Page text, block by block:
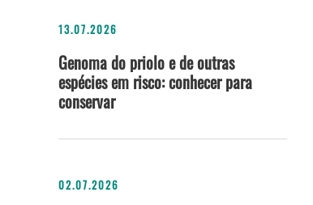
13.07.2026
Genoma do priolo e de outras
espécies em risco: conhecer para
conservar
02.07.2026